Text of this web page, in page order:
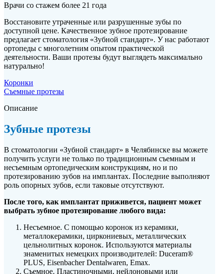
Врачи со стажем более 21 года
Восстановите утраченные или разрушенные зубы по
доступной цене. Качественное зубное протезирование
предлагает стоматология «Зубной стандарт». У нас работают
ортопеды с многолетним опытом практической
деятельности. Ваши протезы будут выглядеть максимально
натурально!
Коронки
Съемные протезы
Описание
Зубные протезы
В стоматологии «Зубной стандарт» в Челябинске вы можете
получить услуги не только по традиционным съемным и
несъемным ортопедическим конструкциям, но и по
протезированию зубов на имплантах. Последние выполняют
роль опорных зубов, если таковые отсутствуют.
После того, как имплантат приживется, пациент может
выбрать зубное протезирование любого вида:
Несъемное. С помощью коронок из керамики,
металлокерамики, циркониевых, металлических
цельнолитных коронок. Используются материалы
знаменитых немецких производителей: Duceram®
PLUS, Eisenbacher Dentalwaren, Emax.
Съемное. Пластиночными, нейлоновыми или